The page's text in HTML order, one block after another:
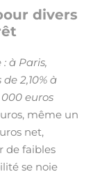
divers
à Paris,
2,10% à
000 euros
même un
net,
de faibles
se noie